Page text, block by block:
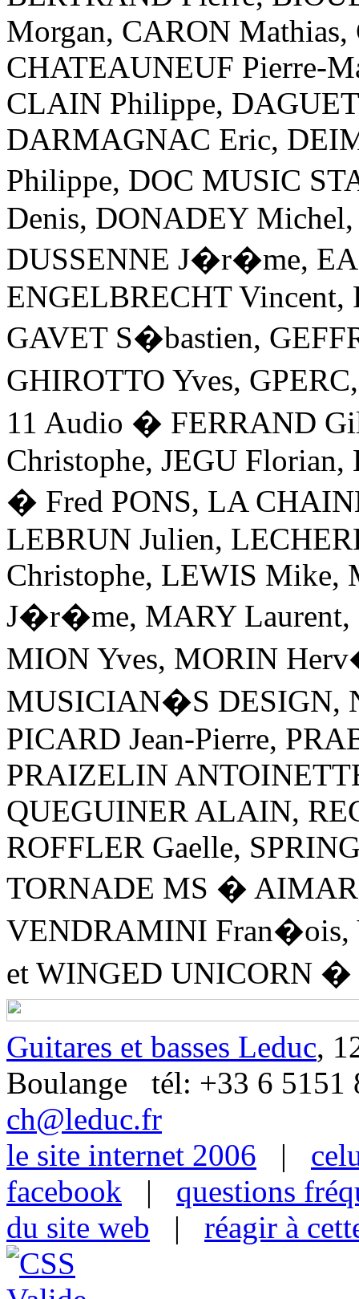
Morgan, CARON
CHATEAUNEUF Pierre-
CLAIN Philippe,
DARMAGNAC Eric,
Philippe, DOC MUSIC
Denis, DONADEY
DUSSENNE J�r�me,
ENGELBRECHT Vincent,
GAVET S�bastien,
GHIROTTO Yves,
11 Audio � FERRAND
Christophe, JEGU
� Fred PONS, LA
LEBRUN Julien,
Christophe, LEWIS Mike,
J�r�me, MARY Laurent,
MION Yves, MORIN
MUSICIAN�S DESIGN,
PICARD Jean-Pierre,
PRAIZELIN
QUEGUINER ALAIN,
ROFFLER Gaelle,
TORNADE MS �
VENDRAMINI Fran�ois,
et WINGED UNICORN �
Guitares et basses Leduc,
Boulange tél: +33 6
ch@leduc.fr
le site internet 2006 |
facebook | questions
du site web | réagir à